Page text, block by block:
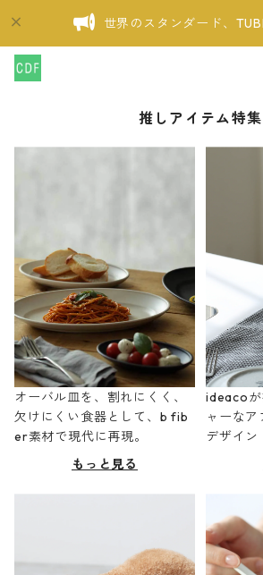
世界のスタンダード、
推しアイテム特集
オーバル皿を、割れにくく、
欠けにくい食器として、b fib
er素材で現代に再現。
もっと見る
ideacoが
ャーな
デザイン